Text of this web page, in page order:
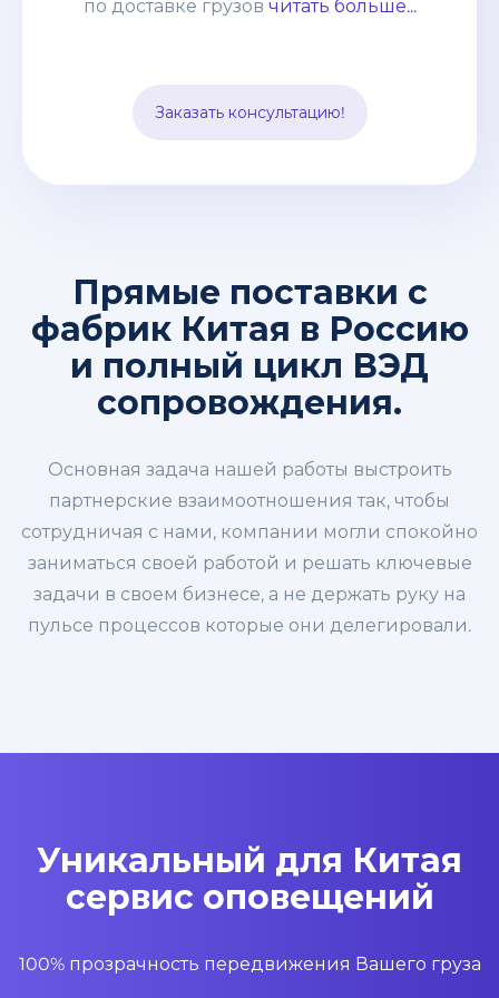
по доставке грузов читать больше...
Заказать консультацию!
себя.
Прямые поставки с
фабрик Китая в Россию
и полный цикл ВЭД
сопровождения.
Основная задача нашей работы выстроить
партнерские взаимоотношения так, чтобы
сотрудничая с нами, компании могли спокойно
заниматься своей работой и решать ключевые
задачи в своем бизнесе, а не держать руку на
пульсе процессов которые они делегировали.
Уникальный для Китая
сервис оповещений
100% прозрачность передвижения Вашего груза